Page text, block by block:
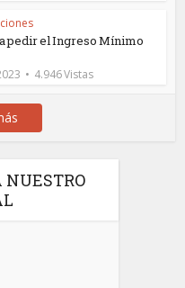
pedir el Ingreso Mínimo
4.946 Vistas
NUESTRO